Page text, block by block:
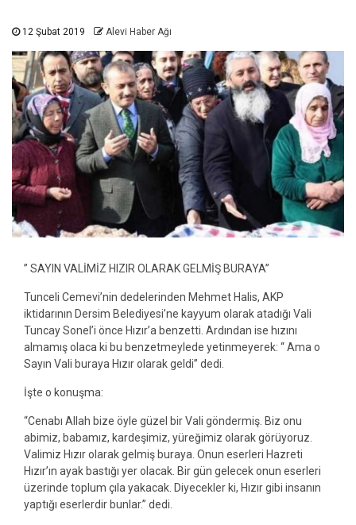
12 Şubat 2019 Alevi Haber Ağı
” SAYIN VALİMİZ HIZIR OLARAK GELMİŞ BURAYA”
Tunceli Cemevi’nin dedelerinden Mehmet Halis, AKP
iktidarının Dersim Belediyesi’ne kayyum olarak atadığı Vali
Tuncay Sonel’i önce Hızır’a benzetti. Ardından ise hızını
almamış olaca ki bu benzetmeylede yetinmeyerek: ‘‘ Ama o
Sayın Vali buraya Hızır olarak geldi” dedi.
İşte o konuşma:
“Cenabı Allah bize öyle güzel bir Vali göndermiş. Biz onu
abimiz, babamız, kardeşimiz, yüreğimiz olarak görüyoruz.
Valimiz Hızır olarak gelmiş buraya. Onun eserleri Hazreti
Hızır’ın ayak bastığı yer olacak. Bir gün gelecek onun eserleri
üzerinde toplum çıla yakacak. Diyecekler ki, Hızır gibi insanın
yaptığı eserlerdir bunlar.” dedi.